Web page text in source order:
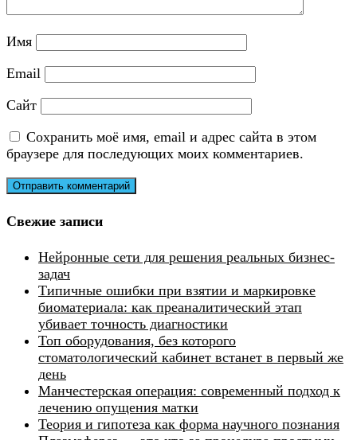
Имя
Email
Сайт
Сохранить моё имя, email и адрес сайта в этом
браузере для последующих моих комментариев.
Свежие записи
Нейронные сети для решения реальных бизнес-
задач
Типичные ошибки при взятии и маркировке
биоматериала: как преаналитический этап
убивает точность диагностики
Топ оборудования, без которого
стоматологический кабинет встанет в первый же
день
Манчестерская операция: современный подход к
лечению опущения матки
Теория и гипотеза как форма научного познания